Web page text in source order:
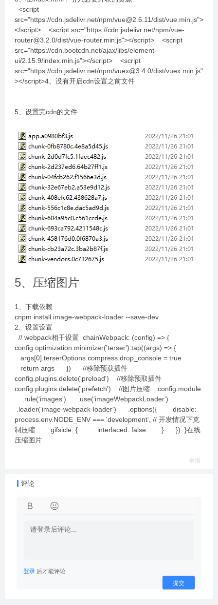
<script
src="https://cdn.jsdelivr.net/npm/vue@2.6.11/dist/vue.min.js">
</script> <script src="https://cdn.jsdelivr.net/npm/vue-
router@3.2.0/dist/vue-router.min.js"></script> <script
src="https://cdn.bootcdn.net/ajax/libs/element-
ui/2.15.9/index.min.js"></script> <script
src="https://cdn.jsdelivr.net/npm/vuex@3.4.0/dist/vuex.min.js"
></script>4、没有开启cdn设置之前文件
5、设置完cdn的文件
5、压缩图片
1、下载依赖
cnpm install image-webpack-loader --save-dev
2、设置设置
// webpack相干设置 chainWebpack: (config) => {
config.optimization.minimizer('terser').tap((args) => {
args[0].terserOptions.compress.drop_console = true
return args }) //移除预载插件
config.plugins.delete('preload') //移除预取插件
config.plugins.delete('prefetch') //图片压缩 config.module
.rule('images') .use('imageWebpackLoader')
.loader('image-webpack-loader') .options({ disable:
process.env.NODE_ENV === 'development', // 开发情况下克
制压缩 gifsicle: { interlaced: false } }) }在线
压缩图片
举报
评论
登录 后才能评论
提交